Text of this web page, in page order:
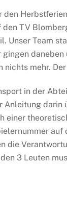
TV
Unser Team
mehr.
in der
Anleitung darin
einer
3 Leuten